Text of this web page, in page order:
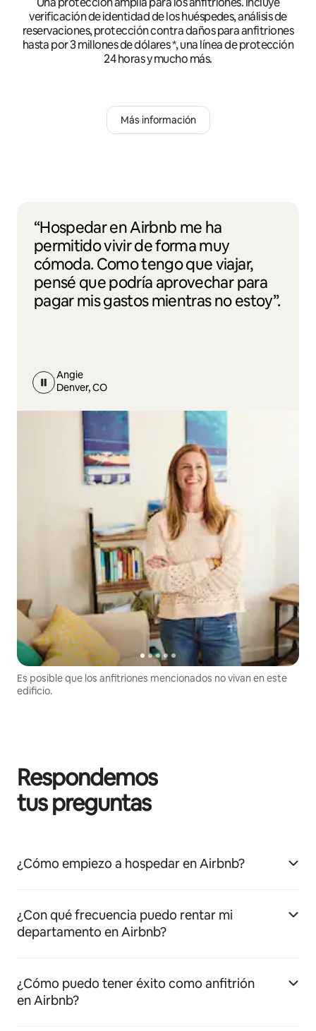
verificación de identidad de los huéspedes, análisis de
reservaciones, protección contra daños para anfitriones
hasta por 3 millones de dólares *, una línea de protección
24 horas y mucho más.
Más información
“Hospedar en Airbnb me ha
permitido vivir de forma muy
cómoda. Como tengo que viajar,
pensé que podría aprovechar para
pagar mis gastos mientras no estoy”.
Angie
Denver, CO
Es posible que los anfitriones mencionados no vivan en este
edificio.
Respondemos
tus preguntas
¿Cómo empiezo a hospedar en Airbnb?
¿Con qué frecuencia puedo rentar mi
departamento en Airbnb?
¿Cómo puedo tener éxito como anfitrión
en Airbnb?